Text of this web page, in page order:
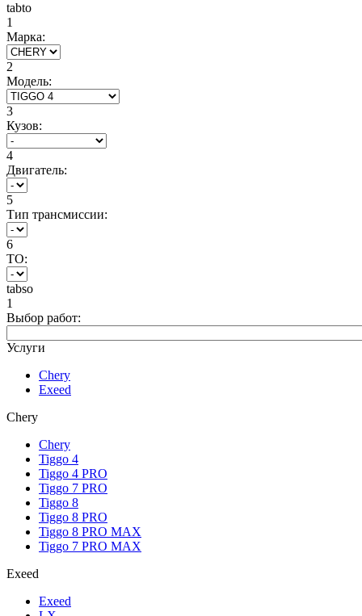
tabto
1
Марка:
2
Модель:
3
Кузов:
4
Двигатель:
5
Тип трансмиссии:
6
ТО:
tabso
1
Выбор работ:
Услуги
Chery
Exeed
Chery
Chery
Tiggo 4
Tiggo 4 PRO
Tiggo 7 PRO
Tiggo 8
Tiggo 8 PRO
Tiggo 8 PRO MAX
Tiggo 7 PRO MAX
Exeed
Exeed